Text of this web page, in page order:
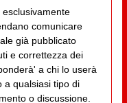
esclusivamente
comunicare
già pubblicato
e correttezza dei
a chi lo userà
a qualsiasi tipo di
o discussione.